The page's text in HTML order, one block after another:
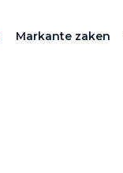
Markante zaken